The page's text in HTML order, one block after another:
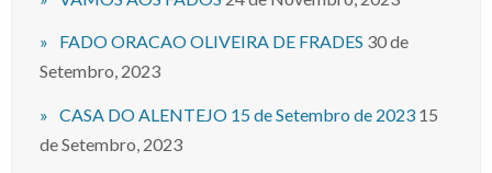
FADO ORACAO OLIVEIRA DE FRADES 30 de
Setembro, 2023
CASA DO ALENTEJO 15 de Setembro de 2023 15
de Setembro, 2023